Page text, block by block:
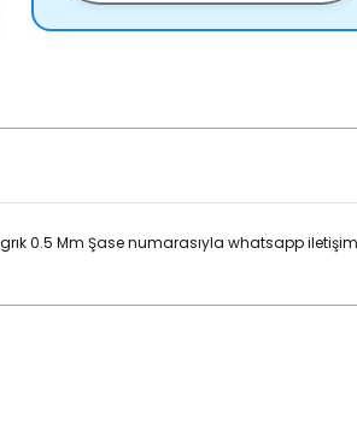
0.5 Mm Şase numarasıyla whatsapp